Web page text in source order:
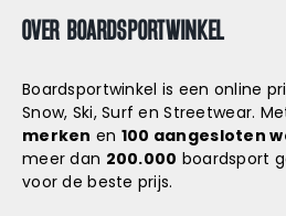
OVER BOARDSPORTWINKEL
Boardsportwinkel is een online
Snow, Ski, Surf en Streetwear.
merken en 100 aangesloten
meer dan 200.000 boardsport
voor de beste prijs.